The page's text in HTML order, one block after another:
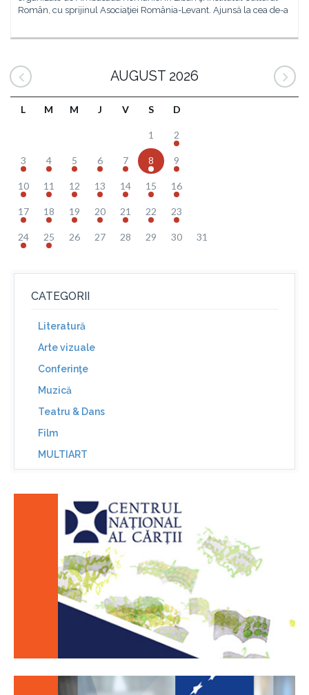
Român, cu sprijinul Asociaţiei România-Levant. Ajunsă la cea de-a
AUGUST 2026
L M M J V S D
1 2
3 4 5 6 7 8 9
10 11 12 13 14 15 16
17 18 19 20 21 22 23
24 25 26 27 28 29 30 31
CATEGORII
Literatură
Arte vizuale
Conferinţe
Muzică
Teatru & Dans
Film
MULTIART